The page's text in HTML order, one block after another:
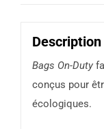
Description
Bags On-Duty
conçus pour
écologiques.